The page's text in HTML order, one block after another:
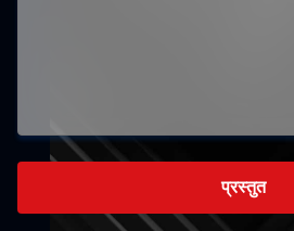
प्रस्तुत